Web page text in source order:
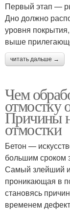
Первый этап —
Дно должно
уровня
выше
читать дальше →
Чем
отмостку
Причины
отмостки
Бетон —
большим сроком
Самый злейший
проникающая в
становясь
временем